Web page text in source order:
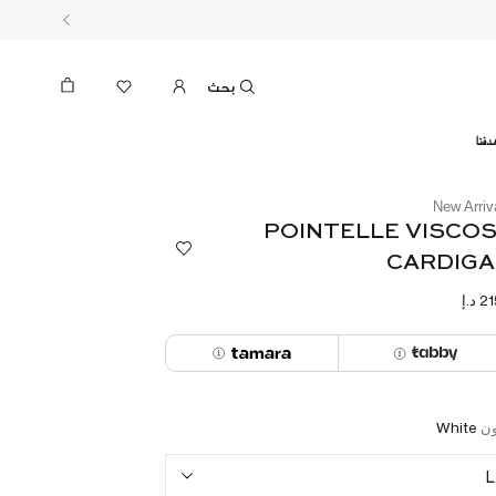
New
POINTELLE
White
L